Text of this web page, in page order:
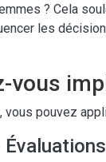
? Cela
les
vous
vous pouvez